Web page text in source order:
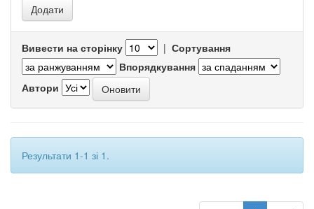
Вивести на сторінку | Сортування
Впорядкування
Автори
Результати 1-1 зі 1.